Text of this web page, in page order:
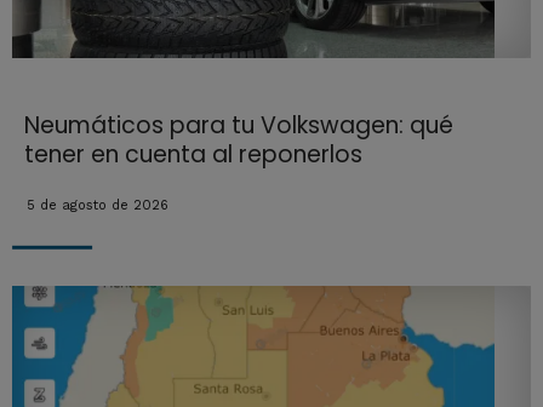
Neumáticos para tu Volkswagen: qué
tener en cuenta al reponerlos
5 de agosto de 2026